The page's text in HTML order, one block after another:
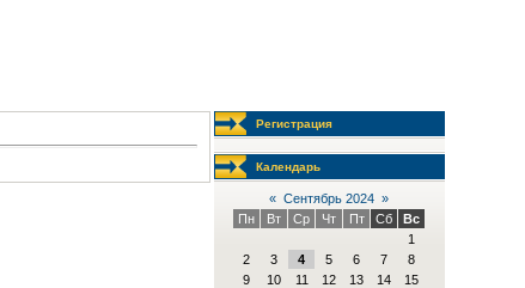
Регистрация
Календарь
« Сентябрь 2024 »
Пн
Вт Ср Чт Пт Сб
Вс
1
2
3 4 5 6 7
8
9
10 11 12 13 14
15